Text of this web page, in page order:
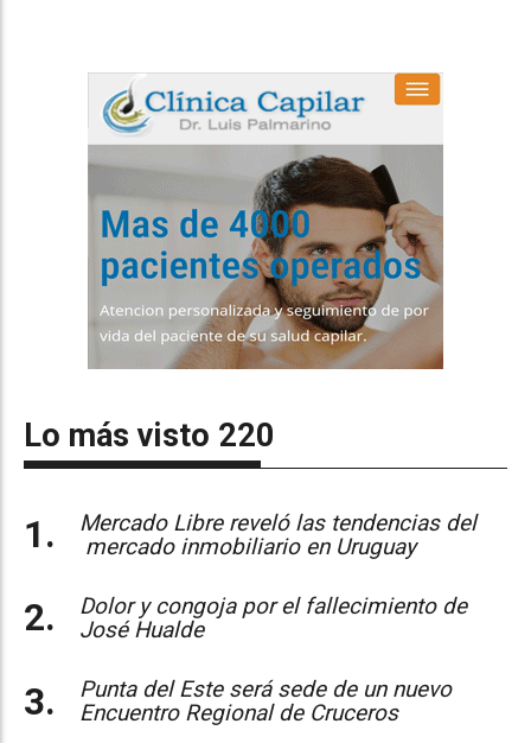
Lo más visto 220
Mercado Libre reveló las tendencias del
mercado inmobiliario en Uruguay
Dolor y congoja por el fallecimiento de
José Hualde
Punta del Este será sede de un nuevo
Encuentro Regional de Cruceros